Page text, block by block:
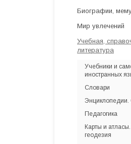
Биографии,
Мир увлечений
Учебная,
литература
Учебники и
иностранных
Словари
Энциклопедии.
Педагогика
Карты и
геодезия